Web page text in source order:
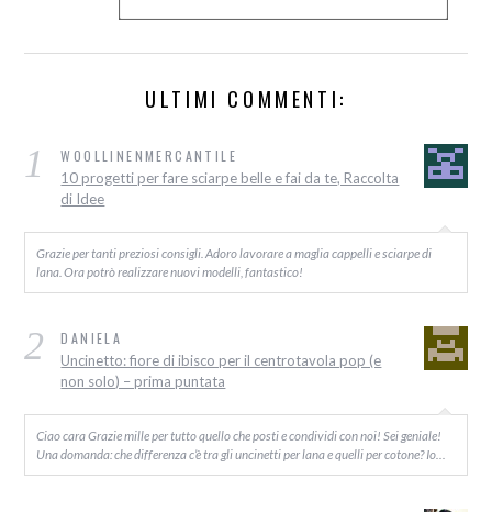
ULTIMI COMMENTI:
1 WOOLLINENMERCANTILE
10 progetti per fare sciarpe belle e fai da te, Raccolta
di Idee
Grazie per tanti preziosi consigli. Adoro lavorare a maglia cappelli e sciarpe di
lana. Ora potrò realizzare nuovi modelli, fantastico!
2 DANIELA
Uncinetto: fiore di ibisco per il centrotavola pop (e
non solo) – prima puntata
Ciao cara Grazie mille per tutto quello che posti e condividi con noi! Sei geniale!
Una domanda: che differenza c’è tra gli uncinetti per lana e quelli per cotone? Io…